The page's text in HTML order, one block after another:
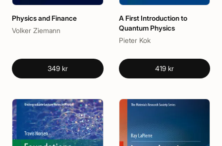
Physics and Finance
Volker Ziemann
349 kr
A First Introduction to
Quantum Physics
Pieter Kok
419 kr